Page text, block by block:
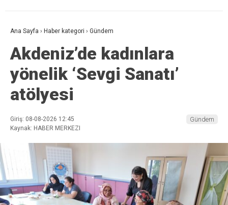
Ana Sayfa › Haber kategori › Gündem
Akdeniz’de kadınlara
yönelik ‘Sevgi Sanatı’
atölyesi
Giriş: 08-08-2026 12:45
Kaynak: HABER MERKEZI
Gündem